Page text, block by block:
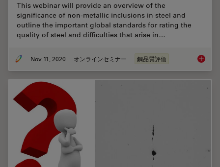
This webinar will provide an overview of the
significance of non-metallic inclusions in steel and
outline the important global standards for rating the
quality of steel and difficulties that arise in…
Nov 11, 2020 オンラインセミナー 鋼品質評価 How to